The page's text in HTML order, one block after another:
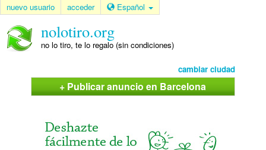
nuevo usuario acceder Español
nolotiro.org
no lo tiro, te lo regalo (sin condiciones)
cambiar ciudad
+ Publicar anuncio en Barcelona